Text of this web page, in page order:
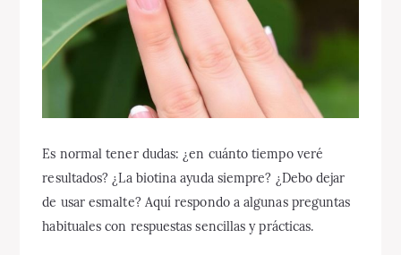
Es normal tener dudas: ¿en cuánto tiempo veré
resultados? ¿La biotina ayuda siempre? ¿Debo dejar
de usar esmalte? Aquí respondo a algunas preguntas
habituales con respuestas sencillas y prácticas.